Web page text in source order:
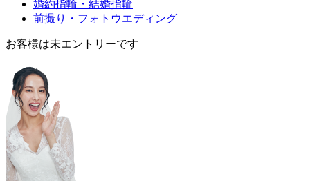
婚約指輪・結婚指輪
前撮り・フォトウエディング
お客様は未エントリーです